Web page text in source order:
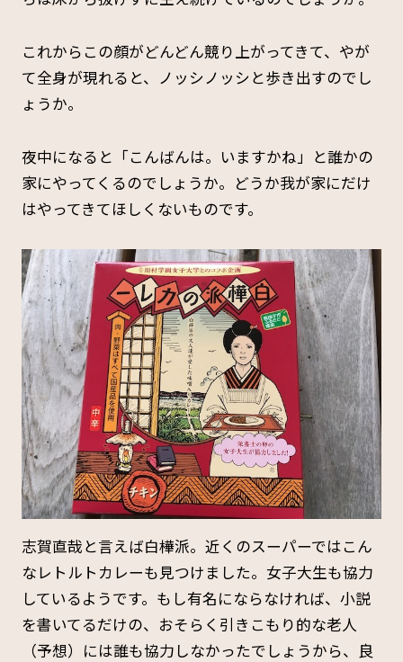
これからこの顔がどんどん競り上がってきて、やが
て全身が現れると、ノッシノッシと歩き出すのでし
ょうか。
夜中になると「こんばんは。いますかね」と誰かの
家にやってくるのでしょうか。どうか我が家にだけ
はやってきてほしくないものです。
志賀直哉と言えば白樺派。近くのスーパーではこん
なレトルトカレーも見つけました。女子大生も協力
しているようです。もし有名にならなければ、小説
を書いてるだけの、おそらく引きこもり的な老人
（予想）には誰も協力しなかったでしょうから、良